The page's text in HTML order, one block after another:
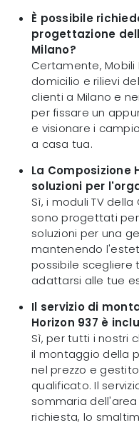
È possibile
progettazione
Milano?
Certamente, Mobili
domicilio e rilievi
clienti a Milano e
per fissare un
e visionare i
a casa tua.
La Composizione
soluzioni per
Sì, i moduli TV
sono progettati
soluzioni per una
mantenendo
possibile scegliere
adattarsi alle tue
Il servizio di
Horizon 937 è
Sì, per tutti i nostri
il montaggio della
nel prezzo e
qualificato. Il
sommaria
richiesta, lo